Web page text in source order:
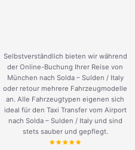
Selbstverständlich bieten wir während
der Online-Buchung Ihrer Reise von
München nach Solda – Sulden / Italy
oder retour mehrere Fahrzeugmodelle
an. Alle Fahrzeugtypen eigenen sich
ideal für den Taxi Transfer vom Airport
nach Solda – Sulden / Italy und sind
stets sauber und gepflegt.